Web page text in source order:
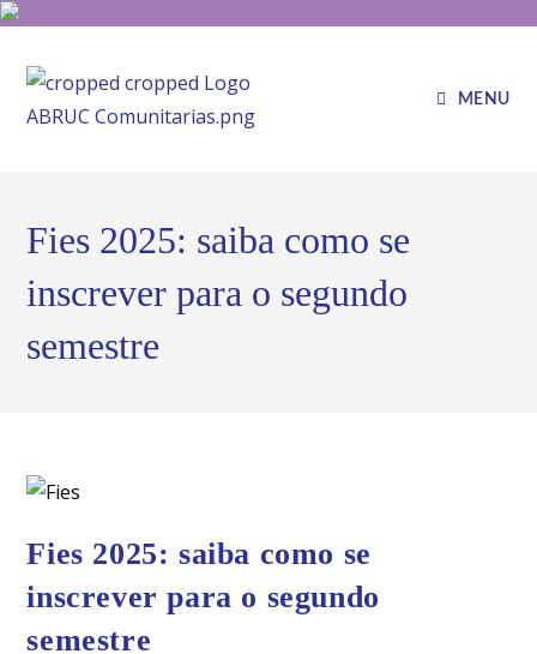
MENU
Fies 2025: saiba como se
inscrever para o segundo
semestre
Fies 2025: saiba como se
inscrever para o segundo
semestre